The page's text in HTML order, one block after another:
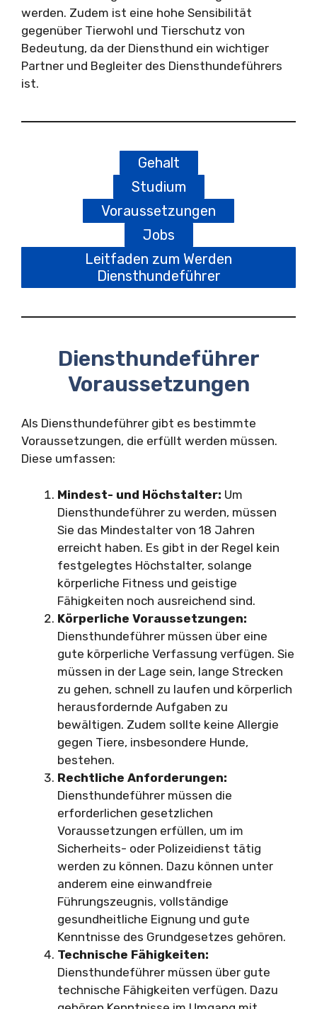
werden. Zudem ist eine hohe Sensibilität
gegenüber Tierwohl und Tierschutz von
Bedeutung, da der Diensthund ein wichtiger
Partner und Begleiter des Diensthundeführers
ist.
Gehalt
Studium
Voraussetzungen
Jobs
Leitfaden zum Werden
Diensthundeführer
Diensthundeführer
Voraussetzungen
Als Diensthundeführer gibt es bestimmte
Voraussetzungen, die erfüllt werden müssen.
Diese umfassen:
Mindest- und Höchstalter: Um
Diensthundeführer zu werden, müssen
Sie das Mindestalter von 18 Jahren
erreicht haben. Es gibt in der Regel kein
festgelegtes Höchstalter, solange
körperliche Fitness und geistige
Fähigkeiten noch ausreichend sind.
Körperliche Voraussetzungen:
Diensthundeführer müssen über eine
gute körperliche Verfassung verfügen. Sie
müssen in der Lage sein, lange Strecken
zu gehen, schnell zu laufen und körperlich
herausfordernde Aufgaben zu
bewältigen. Zudem sollte keine Allergie
gegen Tiere, insbesondere Hunde,
bestehen.
Rechtliche Anforderungen:
Diensthundeführer müssen die
erforderlichen gesetzlichen
Voraussetzungen erfüllen, um im
Sicherheits- oder Polizeidienst tätig
werden zu können. Dazu können unter
anderem eine einwandfreie
Führungszeugnis, vollständige
gesundheitliche Eignung und gute
Kenntnisse des Grundgesetzes gehören.
Technische Fähigkeiten:
Diensthundeführer müssen über gute
technische Fähigkeiten verfügen. Dazu